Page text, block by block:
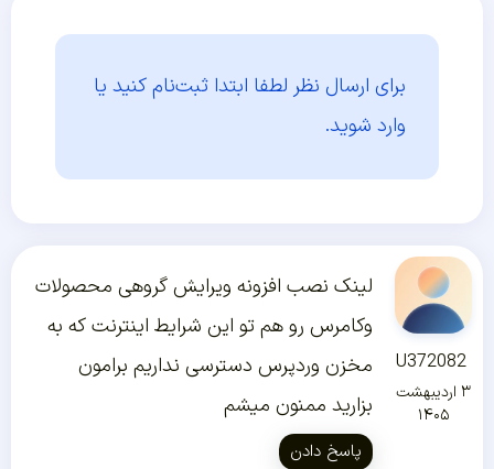
برای ارسال نظر لطفا ابتدا ثبت‌نام کنید یا
وارد شوید.
U372082
۳ اردیبهشت
۱۴۰۵
لینک نصب افزونه ویرایش گروهی محصولات
وکامرس رو هم تو این شرایط اینترنت که به
مخزن وردپرس دسترسی نداریم برامون
بزارید ممنون میشم
پاسخ دادن